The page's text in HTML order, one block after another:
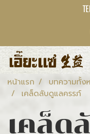
หน้าแรก บทความทั้ง
เคล็ดลับดูแลครรภ์
เคล็ด